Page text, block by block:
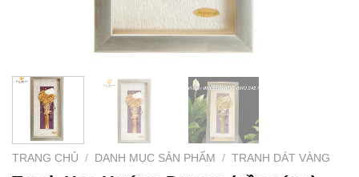
TRANG CHỦ / DANH MỤC SẢN PHẨM / TRANH DÁT VÀNG